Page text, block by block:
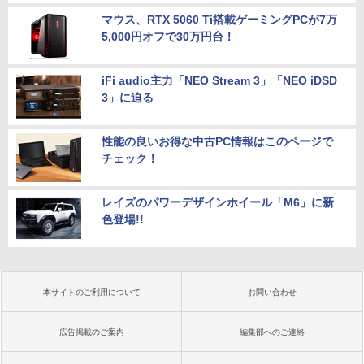
マウス、RTX 5060 Ti搭載ゲーミングPCが7万
5,000円オフで30万円台！
iFi audio主力「NEO Stream 3」「NEO iDSD
3」に迫る
性能の良いお得な中古PC情報はこのページで
チェック！
レイズのパワーデザインホイール「M6」に新
色登場!!
本サイトのご利用について お問い合わせ
広告掲載のご案内 編集部へのご連絡